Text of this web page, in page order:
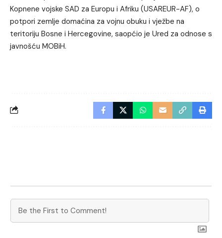
Kopnene vojske SAD za Europu i Afriku (USAREUR-AF), o
potpori zemlje domaćina za vojnu obuku i vježbe na
teritoriju Bosne i Hercegovine, saopćio je Ured za odnose s
javnošću MOBiH.